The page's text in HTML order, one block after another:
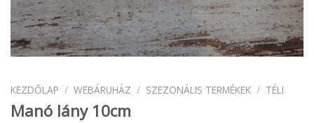
KEZDŐLAP / WEBÁRUHÁZ / SZEZONÁLIS TERMÉKEK / TÉLI
Manó lány 10cm